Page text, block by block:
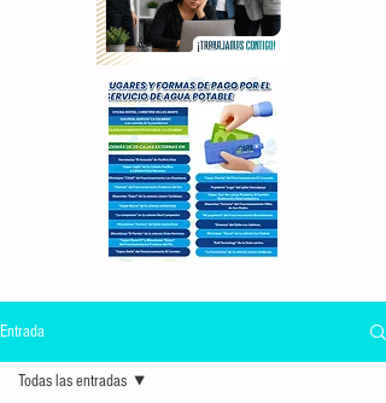
Entrada
Todas las entradas